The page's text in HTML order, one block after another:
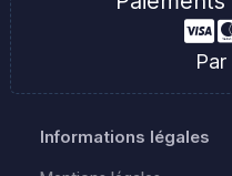
Par
Informations légales